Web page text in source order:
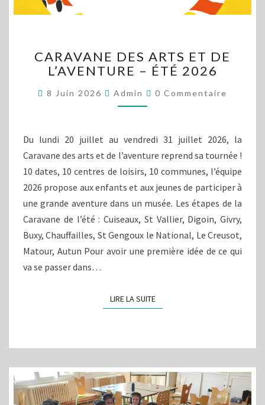
DES
ARTS
DE
L’AVENTURE
ÉTÉ
CARAVANE DES ARTS ET DE
L’AVENTURE – ÉTÉ 2026
8 Juin 2026 Admin Commentaires
0 Commentaire
Du lundi 20 juillet au vendredi 31 juillet 2026, la
Caravane des arts et de l’aventure reprend sa tournée !
10 dates, 10 centres de loisirs, 10 communes, l’équipe
2026 propose aux enfants et aux jeunes de participer à
une grande aventure dans un musée. Les étapes de la
Caravane de l’été : Cuiseaux, St Vallier, Digoin, Givry,
Buxy, Chauffailles, St Gengoux le National, Le Creusot,
Matour, Autun Pour avoir une première idée de ce qui
va se passer dans…
LIRE LA SUITELIRE LA SUITE